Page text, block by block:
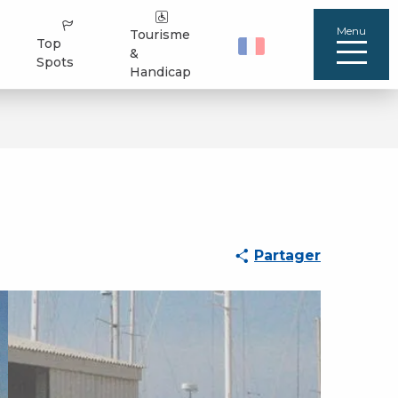
Top
Spots
Tourisme
&
Handicap
Menu
Partager